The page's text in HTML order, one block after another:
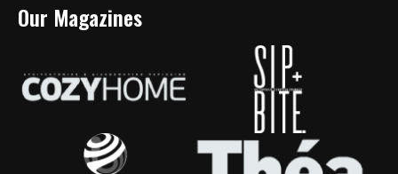
Our Magazines